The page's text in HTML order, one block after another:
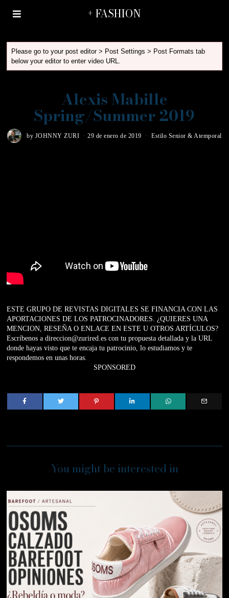
+ FASHION
Please go to your post editor > Post Settings > Post Formats tab
below your editor to enter video URL.
Alexis Mabille
Spring/Summer 2019
by JOHNNY ZURI 29 de enero de 2019 Estilo Senior & Atemporal
ESTE GRUPO DE REVISTAS DIGITALES SE FINANCIA CON LAS
APORTACIONES DE LOS PATROCINADORES. ¿QUIERES UNA
MENCION, RESEÑA O ENLACE EN ESTE U OTROS ARTÍCULOS?
Escríbenos a direccion@zurired.es con tu propuesta detallada y la URL
donde hayas visto que te encaja tu patrocinio, lo estudiamos y te
respondemos en unas horas.
SPONSORED
You might be interested in